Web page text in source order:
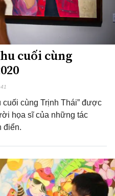
cuối cùng
cuối cùng Trịnh Thái” được
họa sĩ của những tác
điển.